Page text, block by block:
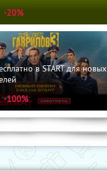
-20%
в START для новых
-100%